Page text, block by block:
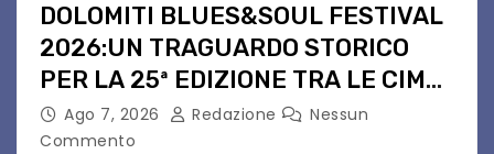
DOLOMITI BLUES&SOUL FESTIVAL
2026:UN TRAGUARDO STORICO
PER LA 25ª EDIZIONE TRA LE CIME
PATRIMONIO UNESCO
Ago 7, 2026 Redazione
Nessun
Commento